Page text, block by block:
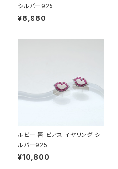
シルバー925
¥8,980
ルビー 唇 ピアス イヤリング シ
ルバー925
¥10,800